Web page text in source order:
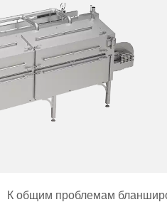
К общим проблемам